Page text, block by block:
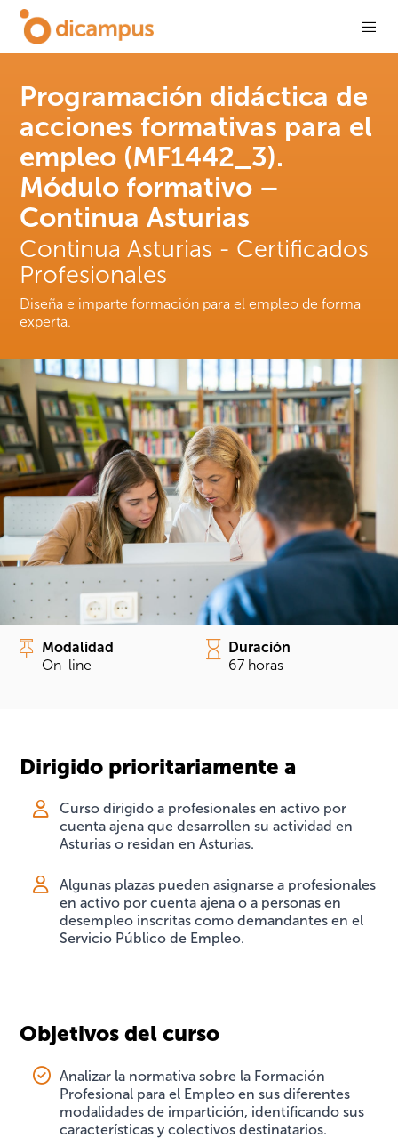
Programación didáctica de
acciones formativas para el
empleo (MF1442_3).
Módulo formativo –
Continua Asturias
Continua Asturias - Certificados
Profesionales
Diseña e imparte formación para el empleo de forma
experta.
Modalidad
On-line
Duración
67 horas
Dirigido prioritariamente a
Curso dirigido a profesionales en activo por
cuenta ajena que desarrollen su actividad en
Asturias o residan en Asturias.
Algunas plazas pueden asignarse a profesionales
en activo por cuenta ajena o a personas en
desempleo inscritas como demandantes en el
Servicio Público de Empleo.
Objetivos del curso
Analizar la normativa sobre la Formación
Profesional para el Empleo en sus diferentes
modalidades de impartición, identificando sus
características y colectivos destinatarios.